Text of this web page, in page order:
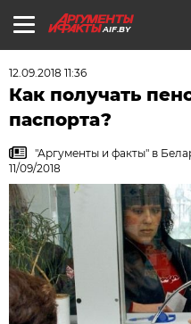
AIF.BY
12.09.2018 11:36
Как получать
паспорта?
"Аргументы и факты" в
11/09/2018